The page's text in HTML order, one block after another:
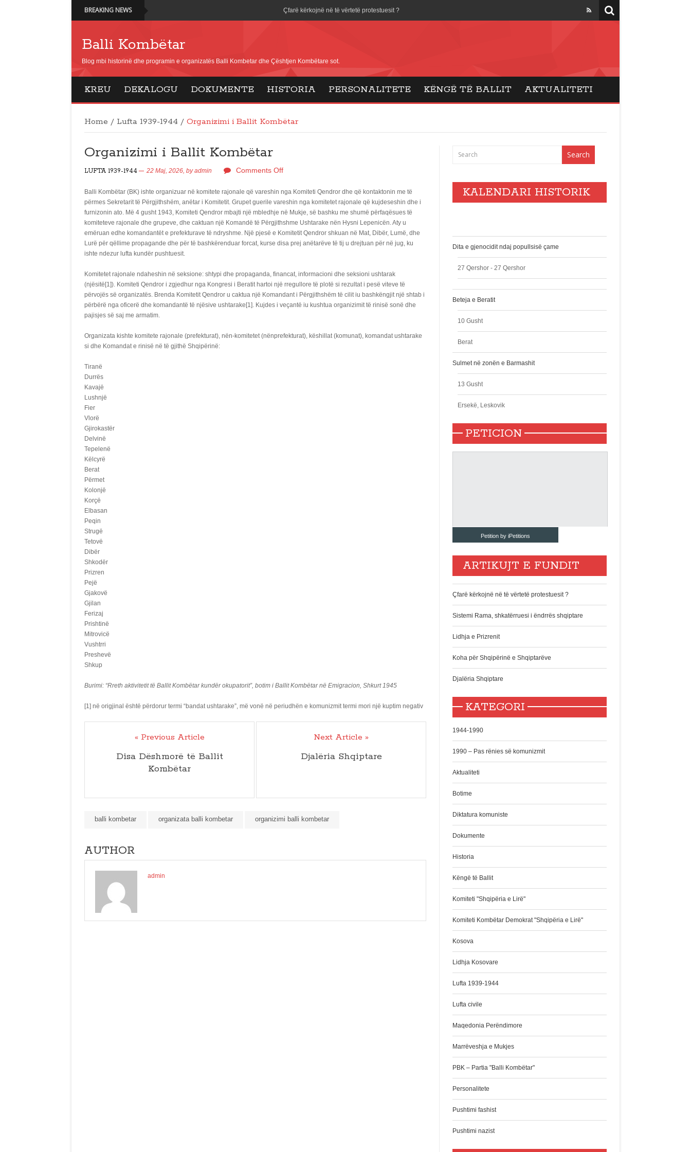
BREAKING NEWS Çfarë kërkojnë në të vërtetë protestuesit ?
Djalëria Shqiptare
Disa Dëshmorë të Ballit Kombëtar
Gjuha shqipe dhe Shqiptarët
Balli Kombëtar
Blog mbi historinë dhe programin e organizatës Balli Kombetar dhe Çështjen Kombëtare sot.
KREU DEKALOGU DOKUMENTE HISTORIA PERSONALITETE KËNGË TË BALLIT AKTUALITETI
Home / Lufta 1939-1944 / Organizimi i Ballit Kombëtar
Organizimi i Ballit Kombëtar
LUFTA 1939-1944 22 Maj, 2026, byadmin Comments Off
Balli Kombëtar (BK) ishte organizuar në komitete rajonale që vareshin nga Komiteti Qendror dhe që kontaktonin me të
përmes Sekretarit të Përgjithshëm, anëtar i Komitetit. Grupet guerile vareshin nga komitetet rajonale që kujdeseshin dhe i
furnizonin ato. Më 4 gusht 1943, Komiteti Qendror mbajti një mbledhje në Mukje, së bashku me shumë përfaqësues të
komiteteve rajonale dhe grupeve, dhe caktuan një Komandë të Përgjithshme Ushtarake nën Hysni Lepenicën. Aty u
emëruan edhe komandantët e prefekturave të ndryshme. Një pjesë e Komitetit Qendror shkuan në Mat, Dibër, Lumë, dhe
Lurë për qëllime propagande dhe për të bashkërenduar forcat, kurse disa prej anëtarëve të tij u drejtuan për në jug, ku
ishte ndezur lufta kundër pushtuesit.
Komitetet rajonale ndaheshin në seksione: shtypi dhe propaganda, financat, informacioni dhe seksioni ushtarak
(njësitë[1]). Komiteti Qendror i zgjedhur nga Kongresi i Beratit hartoi një rregullore të plotë si rezultat i pesë viteve të
përvojës së organizatës. Brenda Komitetit Qendror u caktua një Komandant i Përgjithshëm të cilit iu bashkëngjit një shtab i
përbërë nga oficerë dhe komandantë të njësive ushtarake[1]. Kujdes i veçantë iu kushtua organizimit të rinisë sonë dhe
pajisjes së saj me armatim.
Organizata kishte komitete rajonale (prefekturat), nën-komitetet (nënprefekturat), këshillat (komunat), komandat ushtarake
si dhe Komandat e rinisë në të gjithë Shqipërinë:
Tiranë
Durrës
Kavajë
Lushnjë
Fier
Vlorë
Gjirokastër
Delvinë
Tepelenë
Këlcyrë
Berat
Përmet
Kolonjë
Korçë
Elbasan
Peqin
Strugë
Tetovë
Dibër
Shkodër
Prizren
Pejë
Gjakovë
Gjilan
Ferizaj
Prishtinë
Mitrovicë
Vushtrri
Preshevë
Shkup
Burimi: “Rreth aktivitetit të Ballit Kombëtar kundër okupatorit”, botim i Ballit Kombëtar në Emigracion, Shkurt 1945
[1] në origjinal është përdorur termi “bandat ushtarake”, më vonë në periudhën e komunizmit termi mori një kuptim negativ
« Previous Article
Disa Dëshmorë të Ballit
Kombëtar
Next Article »
Djalëria Shqiptare
balli kombetar organizata balli kombetar organizimi balli kombetar
AUTHOR
admin
KALENDARI HISTORIK
Dita e gjenocidit ndaj popullsisë çame
27 Qershor - 27 Qershor
Beteja e Beratit
10 Gusht
Berat
Sulmet në zonën e Barmashit
13 Gusht
Ersekë, Leskovik
PETICION
Petition by iPetitions
ARTIKUJT E FUNDIT
Çfarë kërkojnë në të vërtetë protestuesit ?
Sistemi Rama, shkatërruesi i ëndrrës shqiptare
Lidhja e Prizrenit
Koha për Shqipërinë e Shqiptarëve
Djalëria Shqiptare
KATEGORI
1944-1990
1990 – Pas rënies së komunizmit
Aktualiteti
Botime
Diktatura komuniste
Dokumente
Historia
Këngë të Ballit
Komiteti "Shqipëria e Lirë"
Komiteti Kombëtar Demokrat "Shqipëria e Lirë"
Kosova
Lidhja Kosovare
Lufta 1939-1944
Lufta civile
Maqedonia Perëndimore
Marrëveshja e Mukjes
PBK – Partia "Balli Kombëtar"
Personalitete
Pushtimi fashist
Pushtimi nazist